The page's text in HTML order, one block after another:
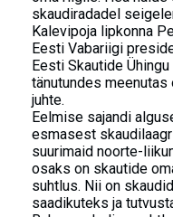
skaudiradadel
Kalevipoja lipkonna
Eesti Vabariigi
Eesti Skautide
tänutundes
juhte.
Eelmise sajandi
esmasest
suurimaid noorte-
osaks on skautide
suhtlus. Nii on
saadikuteks ja